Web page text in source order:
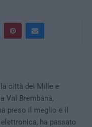
città dei Mille e
Val Brembana,
preso il meglio e il
ha passato